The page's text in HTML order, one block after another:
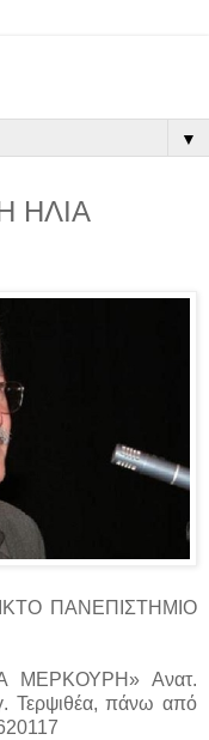
▼
ΗΛΙΑ
ΠΑΝΕΠΙΣΤΗΜΙΟ
ΜΕΡΚΟΥΡΗ» Ανατ.
Τερψιθέα, πάνω από